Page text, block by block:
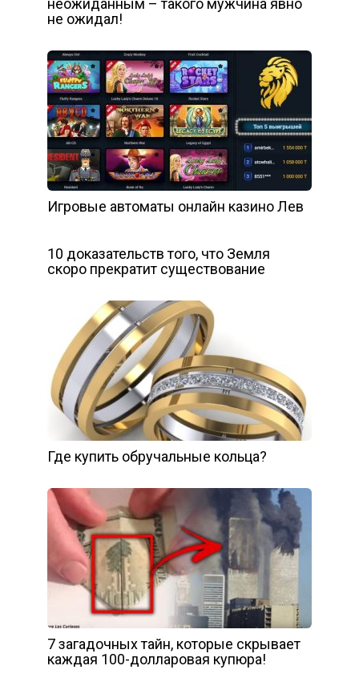
неожиданным – такого мужчина явно
не ожидал!
Игровые автоматы онлайн казино Лев
10 доказательств того, что Земля
скоро прекратит существование
Где купить обручальные кольца?
7 загадочных тайн, которые скрывает
каждая 100-долларовая купюра!